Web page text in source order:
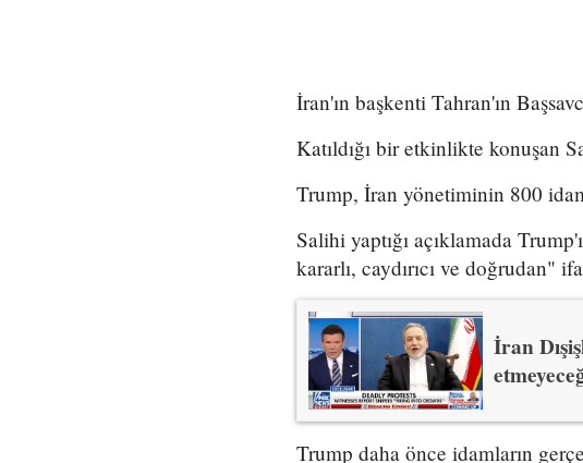
İran'ın başkenti Tahran'ın
Katıldığı bir etkinlikte konuşan
Trump, İran yönetiminin 800
Salihi yaptığı açıklamada
kararlı, caydırıcı ve doğrudan"
İran
Trump daha önce idamların